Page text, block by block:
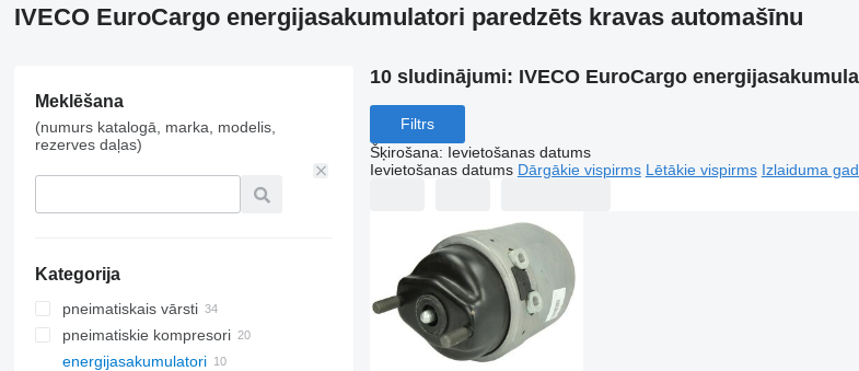
IVECO EuroCargo energijasakumulatori paredzēts kravas automašīnu
Meklēšana
(numurs katalogā, marka, modelis,
rezerves daļas)
Kategorija
pneimatiskais vārsti
pneimatiskie kompresori
energijasakumulatori
10 sludinājumi: IVECO EuroCargo
Filtrs
Šķirošana: Ievietošanas datums
Ievietošanas datums Dārgākie vispirms Lētākie vispirms Izlaiduma